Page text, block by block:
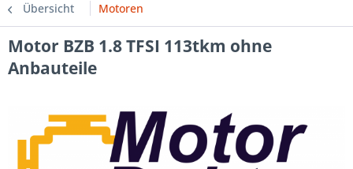
Übersicht Motoren
Motor BZB 1.8 TFSI 113tkm ohne
Anbauteile